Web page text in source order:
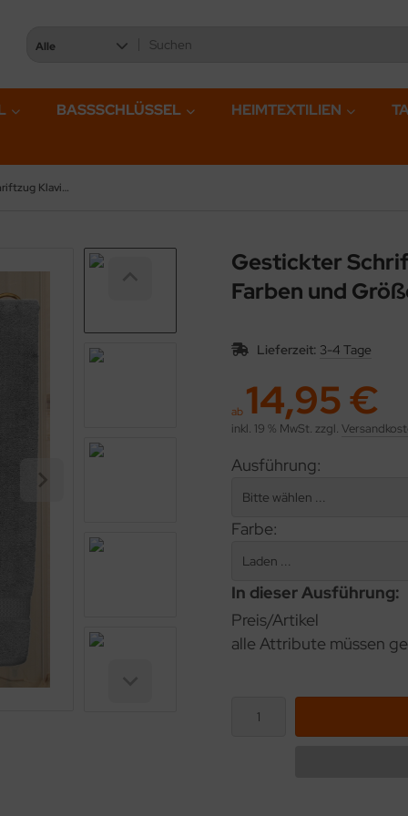
Alle
BASSSCHLÜSSEL HEIMTEXTILIEN
Gestickter Schriftzug Klavier, Handtücher in mehreren Farben und Größen
Gestickter
Farben und
Lieferzeit: 3-4 Tage
ab 14,95 €
inkl. 19 % MwSt. zzgl.
Ausführung:
Farbe:
In dieser Ausführung:
Preis/Artikel
alle Attribute müssen